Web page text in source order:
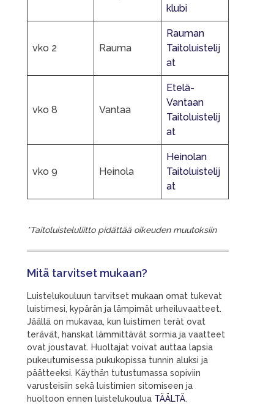
klubi
vko 2 Rauma
Rauman
Taitoluistelij
at
vko 8 Vantaa
Etelä-
Vantaan
Taitoluistelij
at
vko 9 Heinola
Heinolan
Taitoluistelij
at
*Taitoluisteluliitto pidättää oikeuden muutoksiin
Mitä tarvitset mukaan?
Luistelukouluun tarvitset mukaan omat tukevat
luistimesi, kypärän ja lämpimät urheiluvaatteet.
Jäällä on mukavaa, kun luistimen terät ovat
terävät, hanskat lämmittävät sormia ja vaatteet
ovat joustavat. Huoltajat voivat auttaa lapsia
pukeutumisessa pukukopissa tunnin aluksi ja
päätteeksi. Käythän tutustumassa sopiviin
varusteisiin sekä luistimien sitomiseen ja
huoltoon ennen luistelukoulua TÄÄLTÄ.